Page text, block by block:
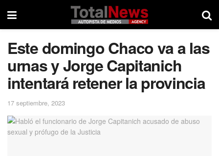
Este domingo Chaco va a las
urnas y Jorge Capitanich
intentará retener la provincia
17 septiembre, 2023